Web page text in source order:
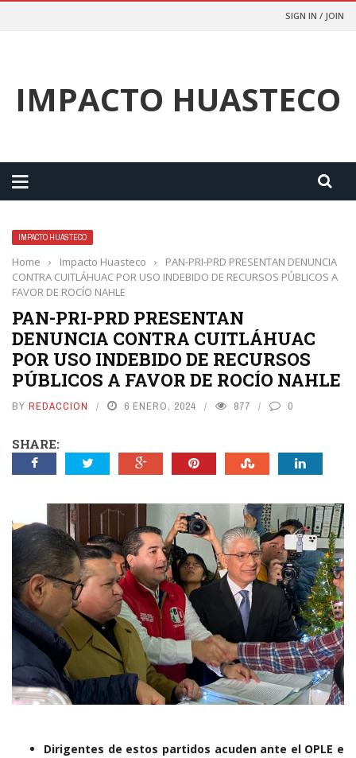
SIGN IN / JOIN
IMPACTO HUASTECO
IMPACTO HUASTECO
Home › Impacto Huasteco ›
PAN-PRI-PRD PRESENTAN DENUNCIA
CONTRA CUITLÁHUAC POR USO INDEBIDO DE RECURSOS PÚBLICOS A
FAVOR DE ROCÍO NAHLE
PAN-PRI-PRD PRESENTAN
DENUNCIA CONTRA CUITLÁHUAC
POR USO INDEBIDO DE RECURSOS
PÚBLICOS A FAVOR DE ROCÍO NAHLE
BY REDACCION 6 ENERO, 2024 877 0
SHARE:
Dirigentes de estos partidos acuden ante el OPLE e